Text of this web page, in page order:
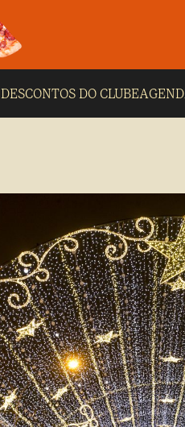
DESCONTOS DO CLUBE